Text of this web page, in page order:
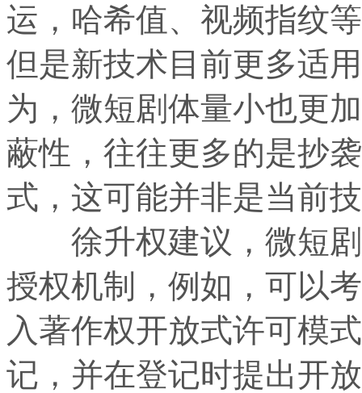
运，哈希值、视频指纹
但是新技术目前更多适
为，微短剧体量小也更
蔽性，往往更多的是抄
式，这可能并非是当前
徐升权建议，微短剧
授权机制，例如，可以
入著作权开放式许可模
记，并在登记时提出开